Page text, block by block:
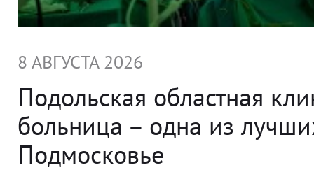
8 АВГУСТА 2026
Подольская областная
больница – одна из
Подмосковье